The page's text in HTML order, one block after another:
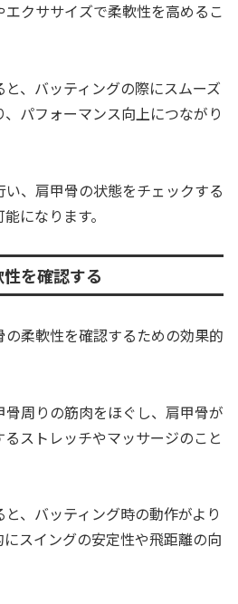
クササイズで柔軟性を高めるこ
、バッティングの際にスムーズ
パフォーマンス向上につながり
、肩甲骨の状態をチェックする
になります。
を確認する
柔軟性を確認するための効果的
周りの筋肉をほぐし、肩甲骨が
ストレッチやマッサージのこと
、バッティング時の動作がより
スイングの安定性や飛距離の向